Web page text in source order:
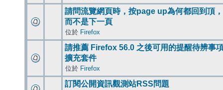
請問流覽網頁時，按page up為何都回到頂，
而不是下一頁
位於 Firefox
請推薦 Firefox 56.0 之後可用的提醒待辨事
擴充套件
位於 Firefox
訂閱公開資訊觀測站RSS問題